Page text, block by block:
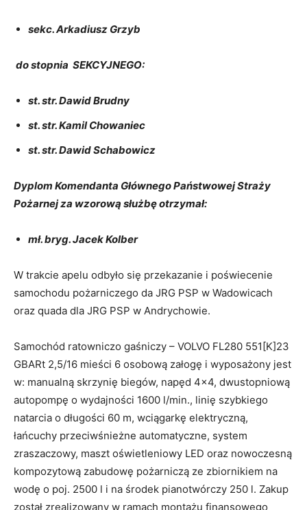
sekc. Arkadiusz Grzyb
do stopnia SEKCYJNEGO:
st. str. Dawid Brudny
st. str. Kamil Chowaniec
st. str. Dawid Schabowicz
Dyplom Komendanta Głównego Państwowej Straży
Pożarnej za wzorową służbę otrzymał:
mł. bryg. Jacek Kolber
W trakcie apelu odbyło się przekazanie i poświecenie
samochodu pożarniczego da JRG PSP w Wadowicach
oraz quada dla JRG PSP w Andrychowie.
Samochód ratowniczo gaśniczy – VOLVO FL280 551[K]23
GBARt 2,5/16 mieści 6 osobową załogę i wyposażony jest
w: manualną skrzynię biegów, napęd 4×4, dwustopniową
autopompę o wydajności 1600 l/min., linię szybkiego
natarcia o długości 60 m, wciągarkę elektryczną,
łańcuchy przeciwśnieżne automatyczne, system
zraszaczowy, maszt oświetleniowy LED oraz nowoczesną
kompozytową zabudowę pożarniczą ze zbiornikiem na
wodę o poj. 2500 l i na środek pianotwórczy 250 l. Zakup
został zrealizowany w ramach montażu finansowego